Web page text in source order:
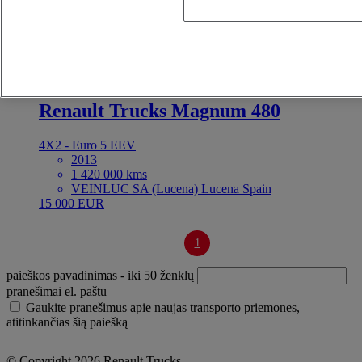
Artimiausios transporto priemonės OK
Renault Trucks Magnum 480
4X2 - Euro 5 EEV
2013
1 420 000 kms
VEINLUC SA (Lucena) Lucena Spain
15 000 EUR
1
paieškos pavadinimas - iki 50 ženklų
pranešimai el. paštu
Gaukite pranešimus apie naujas transporto priemones,
atitinkančias šią paiešką